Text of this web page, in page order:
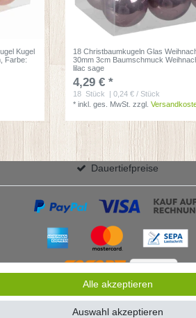
Kugel
, Farbe:
18 Christbaumkugeln Glas
30mm 3cm Baumschmuck
lilac sage
4,29 € *
18 Stück
| 0,24 € / Stück
*inkl. ges. MwSt. zzgl.
Dauertiefpreise
Alle akzeptieren
Auswahl akzeptieren